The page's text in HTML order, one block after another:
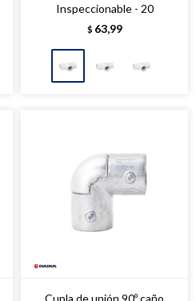
Inspeccionable - 20
$ 63,99
Cupla de unión 90º caño